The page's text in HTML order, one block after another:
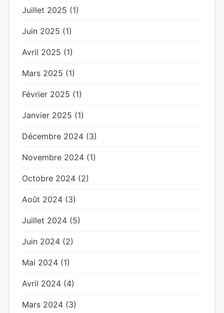
Juillet 2025 (1)
Juin 2025 (1)
Avril 2025 (1)
Mars 2025 (1)
Février 2025 (1)
Janvier 2025 (1)
Décembre 2024 (3)
Novembre 2024 (1)
Octobre 2024 (2)
Août 2024 (3)
Juillet 2024 (5)
Juin 2024 (2)
Mai 2024 (1)
Avril 2024 (4)
Mars 2024 (3)